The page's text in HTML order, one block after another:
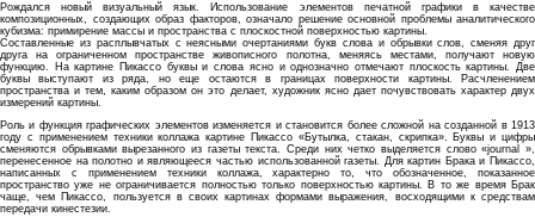
Рождался новый визуальный язык. Использование элементов печатной графики в качестве
композиционных, создающих образ факторов, означало решение основной проблемы аналитического
кубизма: примирение массы и пространства с плоскостной поверхностью картины.
Составленные из расплывчатых с неясными очертаниями букв слова и обрывки слов, сменяя друг
друга на ограниченном пространстве живописного полотна, меняясь местами, получают новую
функцию. На картине Пикассо буквы и слова ясно и однозначно отмечают плоскость картины. Две
буквы выступают из ряда, но еще остаются в границах поверхности картины. Расчленением
пространства и тем, каким образом он это делает, художник ясно дает почувствовать характер двух
измерений картины.
Роль и функция графических элементов изменяется и становится более сложной на созданной в 1913
году с применением техники коллажа картине Пикассо «Бутылка, стакан, скрипка». Буквы и цифры
сменяются обрывками вырезанного из газеты текста. Среди них четко выделяется слово «journal »,
перенесенное на полотно и являющееся частью использованной газеты. Для картин Брака и Пикассо,
написанных с применением техники коллажа, характерно то, что обозначенное, показанное
пространство уже не ограничивается полностью только поверхностью картины. В то же время Брак
чаще, чем Пикассо, пользуется в своих картинах формами выражения, восходящими к средствам
передачи кинестезии.